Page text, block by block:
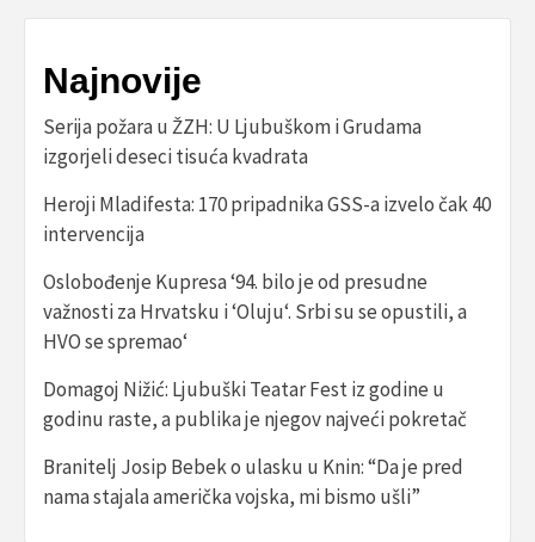
Najnovije
Serija požara u ŽZH: U Ljubuškom i Grudama
izgorjeli deseci tisuća kvadrata
Heroji Mladifesta: 170 pripadnika GSS-a izvelo čak 40
intervencija
Oslobođenje Kupresa ‘94. bilo je od presudne
važnosti za Hrvatsku i ‘Oluju‘. Srbi su se opustili, a
HVO se spremao‘
Domagoj Nižić: Ljubuški Teatar Fest iz godine u
godinu raste, a publika je njegov najveći pokretač
Branitelj Josip Bebek o ulasku u Knin: “Da je pred
nama stajala američka vojska, mi bismo ušli”